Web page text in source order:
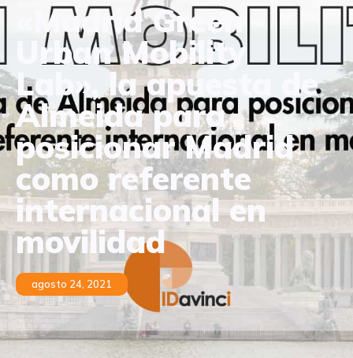
«Madrid Green
Urban Mobility
Lab», la apuesta de
Almeida para
posicionar Madrid
como referente
internacional en
movilidad
agosto 24, 2021